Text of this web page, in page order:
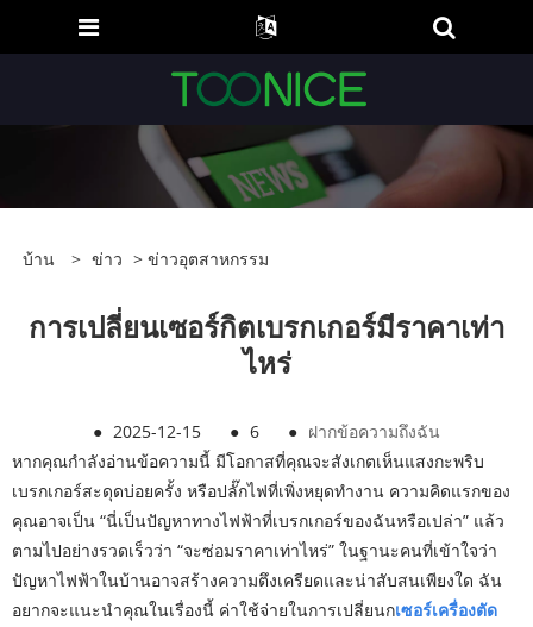
บ้าน > ข่าว > ข่าวอุตสาหกรรม
การเปลี่ยนเซอร์กิตเบรกเกอร์มีราคาเท่า
ไหร่
● 2025-12-15 ● 6 ● ฝากข้อความถึงฉัน
หากคุณกำลังอ่านข้อความนี้ มีโอกาสที่คุณจะสังเกตเห็นแสงกะพริบ
เบรกเกอร์สะดุดบ่อยครั้ง หรือปลั๊กไฟที่เพิ่งหยุดทำงาน ความคิดแรกของ
คุณอาจเป็น “นี่เป็นปัญหาทางไฟฟ้าที่เบรกเกอร์ของฉันหรือเปล่า” แล้ว
ตามไปอย่างรวดเร็วว่า “จะซ่อมราคาเท่าไหร่” ในฐานะคนที่เข้าใจว่า
ปัญหาไฟฟ้าในบ้านอาจสร้างความตึงเครียดและน่าสับสนเพียงใด ฉัน
อยากจะแนะนำคุณในเรื่องนี้ ค่าใช้จ่ายในการเปลี่ยนกเซอร์เครื่องตัด